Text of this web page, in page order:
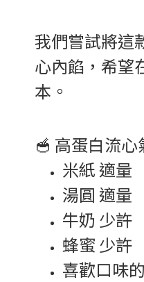
我們嘗試將這
心內餡，希望
本。
🥣 高蛋白流
米紙 適量
湯圓 適量
牛奶 少許
蜂蜜 少許
喜歡口味